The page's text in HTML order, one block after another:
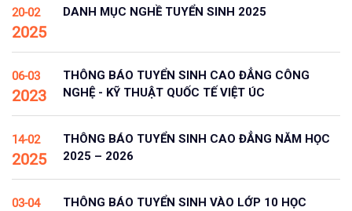
20-02
2025
DANH MỤC NGHỀ TUYỂN SINH 2025
06-03
2023
THÔNG BÁO TUYỂN SINH CAO ĐẲNG CÔNG
NGHỆ - KỸ THUẬT QUỐC TẾ VIỆT ÚC
14-02
2025
THÔNG BÁO TUYỂN SINH CAO ĐẲNG NĂM HỌC
2025 – 2026
03-04
THÔNG BÁO TUYỂN SINH VÀO LỚP 10 HỌC